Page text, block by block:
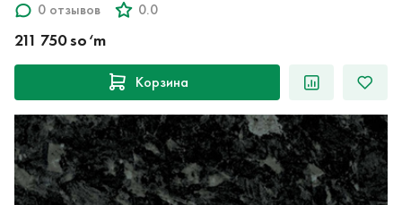
0 отзывов
0.0
211 750 so‘m
Корзина